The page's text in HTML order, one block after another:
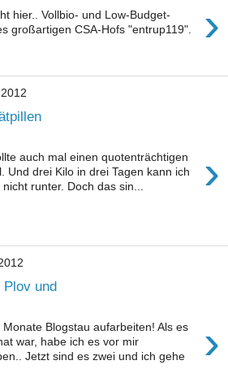
›
hier.. Vollbio- und Low-Budget-
großartigen CSA-Hofs "entrup119".
›
auch mal einen quotenträchtigen
Und drei Kilo in drei Tagen kann ich
runter. Doch das sin...
und
›
Monate Blogstau aufarbeiten! Als es
war, habe ich es vor mir
Jetzt sind es zwei und ich gehe